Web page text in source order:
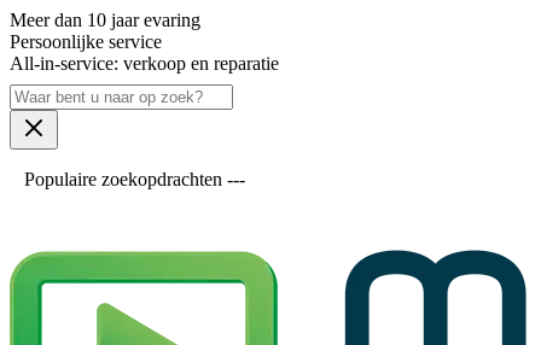
Meer dan 10 jaar evaring
Persoonlijke service
All-in-service: verkoop en reparatie
Populaire zoekopdrachten ---